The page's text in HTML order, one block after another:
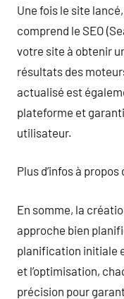
Une fois le site
comprend le SEO
votre site à obtenir
résultats des
actualisé est
plateforme et
utilisateur.
Plus d’infos à propos
En somme, la
approche bien
planification initiale
et l’optimisation,
précision pour